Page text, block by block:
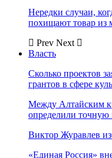
Нередки случаи,
похищают товар из
Prev Next
Власть
Сколько проектов
грантов в сфере
Между Алтайским
определили точную
Виктор Журавлев
«Единая Россия»